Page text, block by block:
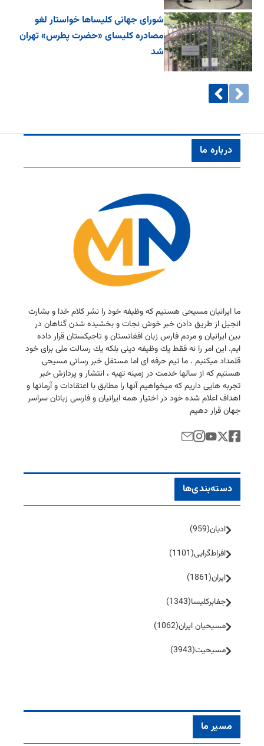
شورای جهانی کلیساها خواستار لغو
مصادره کلیسای «حضرت پطرس» تهران
شد
درباره ما
ما ایرانیان مسیحی هستیم كه وظیفه خود را نشر كلام خدا و بشارت
انجیل از طریق دادن خبر خوش نجات و بخشیده شدن گناهان در
بین ایرانیان و مردم فارس زبان افغانستان و تاجیكستان قرار داده
ایم. این امر را نه فقط یك وظیفه دینی بلكه یك رسالت ملی برای خود
قلمداد میكنیم . ما تیم حرفه ای اما مستقل خبر رسانی مسیحی
هستیم كه از سالها خدمت در زمینه تهیه ، انتشار و پردازش خبر
تجربه هایی داریم كه میخواهیم آنها را مطابق با اعتقادات و آرمانها و
اهداف اعلام شده خود در اختیار همه ایرانیان و فارسی زبانان سراسر
جهان قرار دهیم
دسته‌بندی‌ها
ادیان(959)
افراط‌گرایی(1101)
ایران(1861)
جفا‌بر‌کلیسا(1343)
مسیحیان ایران(1062)
مسیحیت(3943)
مسیر ما